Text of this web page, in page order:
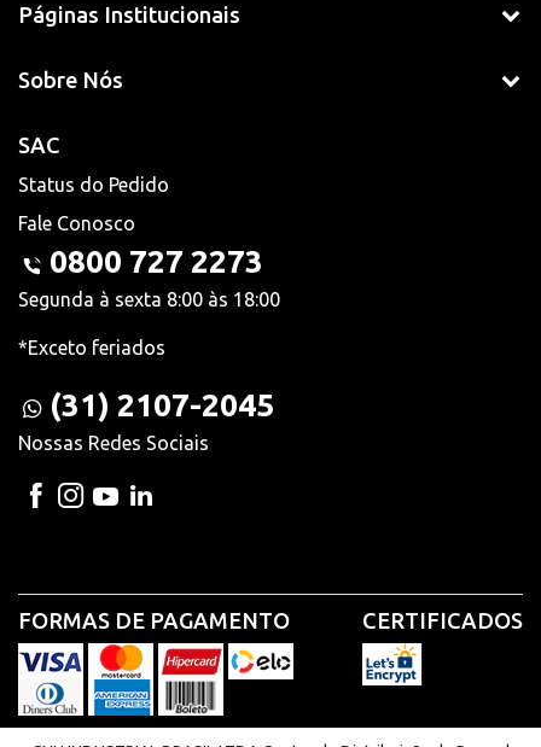
Páginas Institucionais
Sobre Nós
SAC
Status do Pedido
Fale Conosco
0800 727 2273
Segunda à sexta 8:00 às 18:00
*Exceto feriados
(31) 2107-2045
Nossas Redes Sociais
FORMAS DE PAGAMENTO CERTIFICADOS